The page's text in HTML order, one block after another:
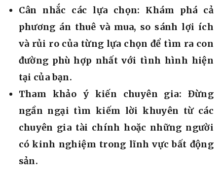
Cân nhắc các lựa chọn: Khám phá cả
phương án thuê và mua, so sánh lợi ích
và rủi ro của từng lựa chọn để tìm ra con
đường phù hợp nhất với tình hình hiện
tại của bạn.
Tham khảo ý kiến chuyên gia: Đừng
ngần ngại tìm kiếm lời khuyên từ các
chuyên gia tài chính hoặc những người
có kinh nghiệm trong lĩnh vực bất động
sản.